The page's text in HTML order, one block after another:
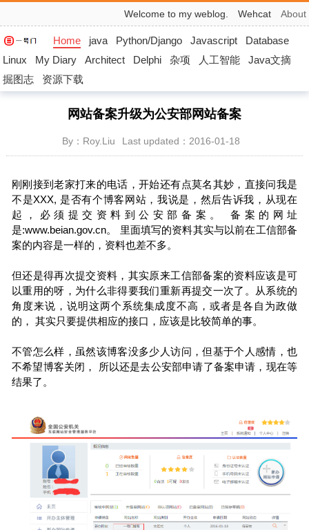
Welcome to my weblog. Wehcat About
Home java Python/Django Javascript
Database
Linux
My Diary Architect Delphi 杂项 人工智能
Java文摘
掘图志
资源下载
网站备案升级为公安部网站备案
By：Roy.Liu Last updated：2016-01-18
刚刚接到老家打来的电话，开始还有点莫名其妙，直接问我是
不是XXX, 是否有个博客网站，我说是，然后告诉我，从现在
起，必须提交资料到公安部备案。 备案的网址
是:www.beian.gov.cn。 里面填写的资料其实与以前在工信部备
案的内容是一样的，资料也差不多。
但还是得再次提交资料，其实原来工信部备案的资料应该是可
以重用的呀，为什么非得要我们重新再提交一次了。从系统的
角度来说，说明这两个系统集成度不高，或者是各自为政做
的， 其实只要提供相应的接口，应该是比较简单的事。
不管怎么样，虽然该博客没多少人访问，但基于个人感情，也
不希望博客关闭， 所以还是去公安部申请了备案申请，现在等
结果了。